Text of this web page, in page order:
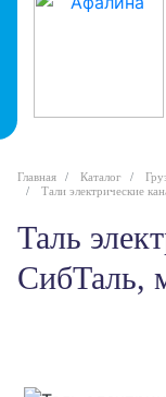
Главная Каталог
Тали электрические
Таль электрическая
СибТаль,